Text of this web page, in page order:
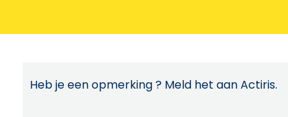
Heb je een opmerking ? Meld het aan Actiris.